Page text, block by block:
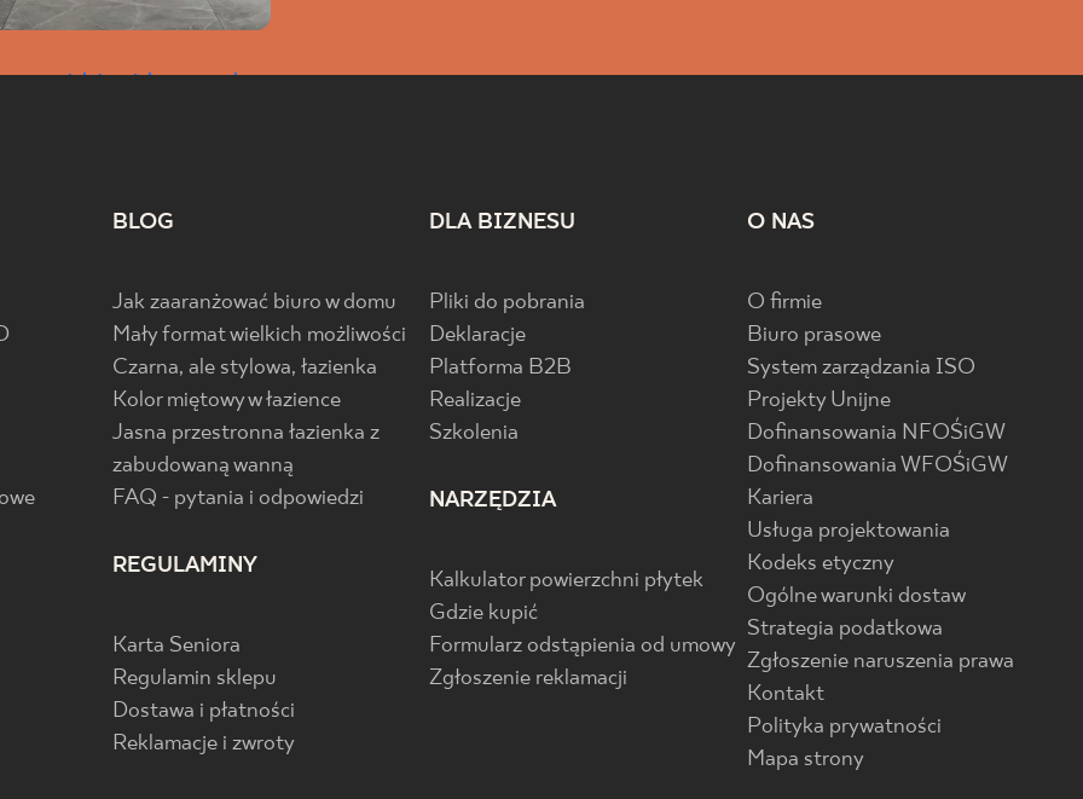
sypialnia – jak stworzyć
BLOG
Jak zaaranżować biuro w domu
Mały format wielkich możliwości
Czarna, ale stylowa, łazienka
Kolor miętowy w łazience
Jasna przestronna łazienka z
zabudowaną wanną
FAQ - pytania i odpowiedzi
REGULAMINY
Karta Seniora
Regulamin sklepu
Dostawa i płatności
Reklamacje i zwroty
DLA BIZNESU
Pliki do pobrania
Deklaracje
Platforma B2B
Realizacje
Szkolenia
NARZĘDZIA
Kalkulator powierzchni płytek
Gdzie kupić
Formularz odstąpienia od umowy
Zgłoszenie reklamacji
O NAS
O firmie
Biuro prasowe
System zarządzania ISO
Projekty Unijne
Dofinansowania NFOŚiGW
Dofinansowania WFOŚiGW
Kariera
Usługa projektowania
Kodeks etyczny
Ogólne warunki dostaw
Strategia podatkowa
Zgłoszenie naruszenia prawa
Kontakt
Polityka prywatności
Mapa strony